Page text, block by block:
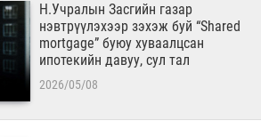
Н.Учралын Засгийн газар
нэвтрүүлэхээр зэхэж буй “Shared
mortgage” буюу хуваалцсан
ипотекийн давуу, сул тал
2026/05/08